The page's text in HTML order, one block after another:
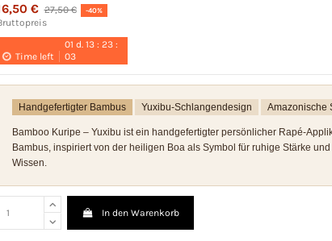
€ 27,50 € -40%
Time left
01 d. 13 :23 :
03
Handgefertigter Bambus Yuxibu-Schlangendesign Amazonische
Bamboo Kuripe – Yuxibu ist ein handgefertigter persönlicher Rapé-
Bambus, inspiriert von der heiligen Boa als Symbol für ruhige Stärke
Wissen.
In den Warenkorb